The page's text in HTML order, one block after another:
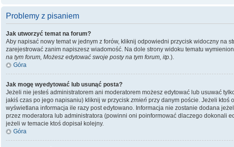
Problemy z pisaniem
Jak utworzyć temat na forum?
Aby napisać nowy temat w jednym z forów, kliknij odpowiedni przycisk widoczny na
zarejestrować zanim napiszesz wiadomość. Na dole strony widoku tematu
na tym forum, Możesz edytować swoje posty na tym forum, itp.).
Góra
Jak mogę wyedytować lub usunąć posta?
Jeżeli nie jesteś administratorem ani moderatorem możesz edytować lub usuwać
jakiś czas po jego napisaniu) kliknij w przycisk zmień przy danym poście. Jeżeli ktoś
wyświetlana informacja ile razy post edytowano. Informacja nie zostanie dodana
przez moderatora lub administratora (powinni oni poinformować dlaczego dokonali
jeżeli w temacie ktoś dopisał kolejny.
Góra